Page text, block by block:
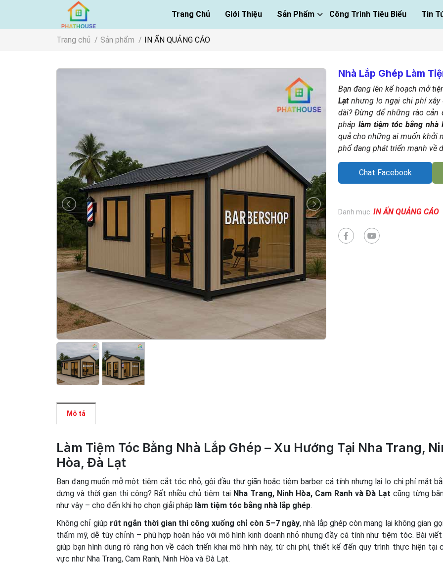
Trang Chủ Giới Thiệu Sản Phẩm Công Trình Tiêu Biểu Tin
Trang chủ Sản phẩm IN ẤN QUẢNG CÁO
Nhà Lắp Ghép Làm
Bạn đang lên kế hoạch mở
Lạtnhưng lo ngại chi phí xây
dài? Đừng để những rào cản
pháp làm tiệm tóc bằng nhà
quả cho những ai muốn khởi
phố đang phát triển mạnh về
Chat Facebook
Danh mục: IN ẤN QUẢNG CÁO
Mô tả
Làm Tiệm Tóc Bằng Nhà Lắp Ghép – Xu Hướng Tại Nha Trang,
Hòa, Đà Lạt
Bạn đang muốn mở một tiệm cắt tóc nhỏ, gội đầu thư giãn hoặc tiệm barber cá tính nhưng lại lo chi phí mặt
dựng và thời gian thi công? Rất nhiều chủ tiệm tại Nha Trang, Ninh Hòa, Cam Ranh và Đà Lạt cũng từng
như vậy – cho đến khi họ chọn giải pháp làm tiệm tóc bằng nhà lắp ghép.
Không chỉ giúp rút ngắn thời gian thi công xuống chỉ còn 5–7 ngày, nhà lắp ghép còn mang lại không gian
thẩm mỹ, dễ tùy chỉnh – phù hợp hoàn hảo với mô hình kinh doanh nhỏ nhưng đầy cá tính như tiệm tóc. Bài
giúp bạn hình dung rõ ràng hơn về cách triển khai mô hình này, từ chi phí, thiết kế đến quy trình thực hiện tại
vực như Nha Trang, Cam Ranh, Ninh Hòa và Đà Lạt.